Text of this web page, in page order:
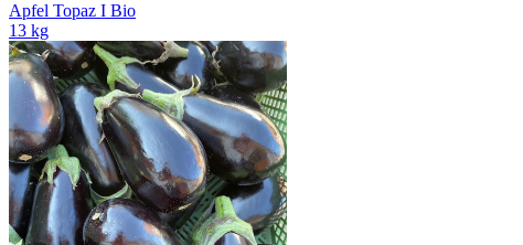
Apfel Topaz I Bio
13 kg